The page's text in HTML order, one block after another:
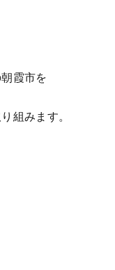
霞市を
組みます。